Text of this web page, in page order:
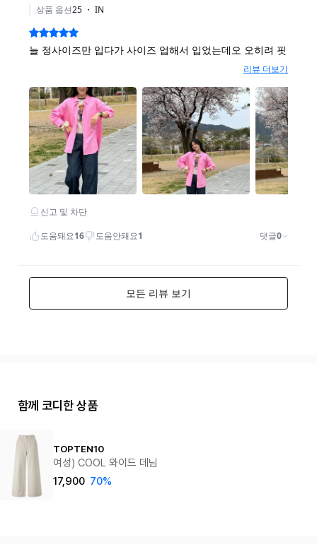
함께 코디한 상품
TOPTEN10
여성) COOL 와이드 데님
17,900 70%